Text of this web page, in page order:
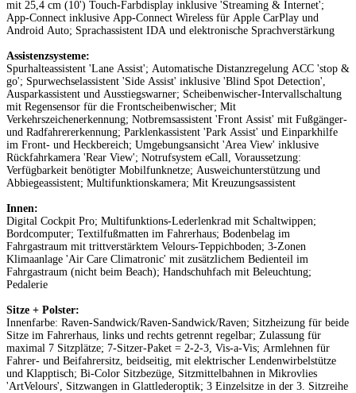
mit 25,4 cm (10') Touch-Farbdisplay inklusive 'Streaming & Internet';
App-Connect inklusive App-Connect Wireless für Apple CarPlay und
Android Auto; Sprachassistent IDA und elektronische Sprachverstärkung
Assistenzsysteme:
Spurhalteassistent 'Lane Assist'; Automatische Distanzregelung ACC 'stop &
go'; Spurwechselassistent 'Side Assist' inklusive 'Blind Spot Detection',
Ausparkassistent und Ausstiegswarner; Scheibenwischer-Intervallschaltung
mit Regensensor für die Frontscheibenwischer; Mit
Verkehrszeichenerkennung; Notbremsassistent 'Front Assist' mit Fußgänger-
und Radfahrererkennung; Parklenkassistent 'Park Assist' und Einparkhilfe
im Front- und Heckbereich; Umgebungsansicht 'Area View' inklusive
Rückfahrkamera 'Rear View'; Notrufsystem eCall, Voraussetzung:
Verfügbarkeit benötigter Mobilfunknetze; Ausweichunterstützung und
Abbiegeassistent; Multifunktionskamera; Mit Kreuzungsassistent
Innen:
Digital Cockpit Pro; Multifunktions-Lederlenkrad mit Schaltwippen;
Bordcomputer; Textilfußmatten im Fahrerhaus; Bodenbelag im
Fahrgastraum mit trittverstärktem Velours-Teppichboden; 3-Zonen
Klimaanlage 'Air Care Climatronic' mit zusätzlichem Bedienteil im
Fahrgastraum (nicht beim Beach); Handschuhfach mit Beleuchtung;
Pedalerie
Sitze + Polster:
Innenfarbe: Raven-Sandwick/Raven-Sandwick/Raven; Sitzheizung für beide
Sitze im Fahrerhaus, links und rechts getrennt regelbar; Zulassung für
maximal 7 Sitzplätze; 7-Sitzer-Paket = 2-2-3, Vis-a-Vis; Armlehnen für
Fahrer- und Beifahrersitz, beidseitig, mit elektrischer Lendenwirbelstütze
und Klapptisch; Bi-Color Sitzbezüge, Sitzmittelbahnen in Mikrovlies
'ArtVelours', Sitzwangen in Glattlederoptik; 3 Einzelsitze in der 3. Sitzreihe